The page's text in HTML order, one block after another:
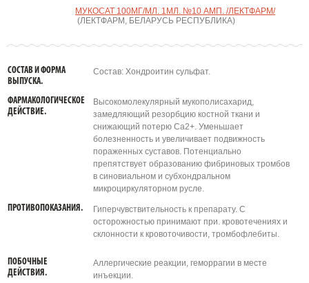
МУКОСАТ 100МГ/МЛ. 1МЛ. №10 АМП. /ЛЕКТФАРМ/
(ЛЕКТФАРМ, БЕЛАРУСЬ РЕСПУБЛИКА)
СОСТАВ И ФОРМА
ВЫПУСКА.
Состав: Хондроитин сульфат.
ФАРМАКОЛОГИЧЕСКОЕ
ДЕЙСТВИЕ.
Высокомолекулярный мукополисахарид,
замедляющий резорбцию костной ткани и
снижающий потерю Ca2+. Уменьшает
болезненность и увеличивает подвижность
пораженных суставов. Потенциально
препятствует образованию фибриновых тромбов
в синовиальном и субхондральном
микроциркуляторном русле.
ПРОТИВОПОКАЗАНИЯ.
Гиперчувствительность к препарату. C
осторожностью принимают при. кровотечениях и
склонности к кровоточивости, тромбофлебиты.
ПОБОЧНЫЕ
ДЕЙСТВИЯ.
Аллергические реакции, геморрагии в месте
инъекции.